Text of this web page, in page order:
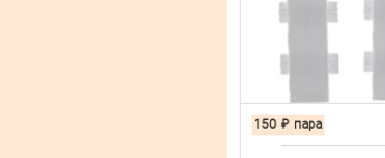
150 ₽ пара